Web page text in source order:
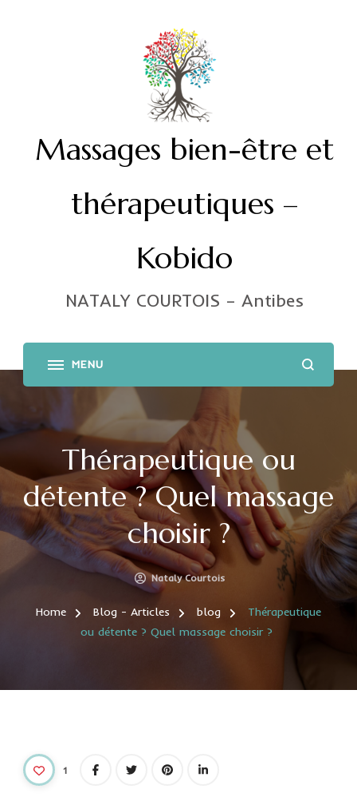
Massages bien-être et
thérapeutiques –
Kobido
NATALY COURTOIS – Antibes
Thérapeutique ou
détente ? Quel massage
choisir ?
Nataly Courtois
Home Blog - Articles blog
Thérapeutique
ou détente ? Quel massage choisir ?
1